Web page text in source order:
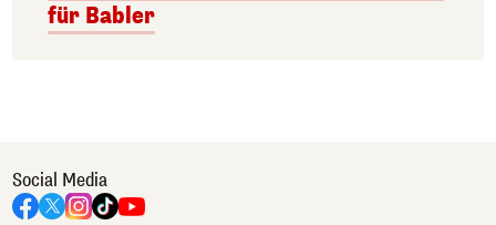
für Babler
Social Media